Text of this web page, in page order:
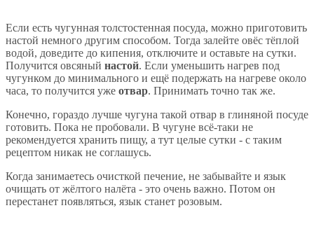
Если есть чугунная толстостенная посуда, можно приготовить
настой немного другим способом. Тогда залейте овёс тёплой
водой, доведите до кипения, отключите и оставьте на сутки.
Получится овсяный настой. Если уменьшить нагрев под
чугунком до минимального и ещё подержать на нагреве около
часа, то получится уже отвар. Принимать точно так же.
Конечно, гораздо лучше чугуна такой отвар в глиняной посуде
готовить. Пока не пробовали. В чугуне всё-таки не
рекомендуется хранить пищу, а тут целые сутки - с таким
рецептом никак не соглашусь.
Когда занимаетесь очисткой печение, не забывайте и язык
очищать от жёлтого налёта - это очень важно. Потом он
перестанет появляться, язык станет розовым.